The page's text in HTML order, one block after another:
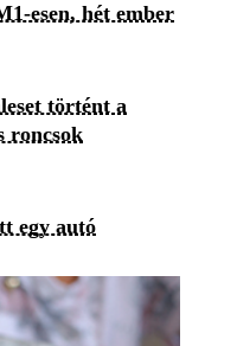
esen, hét ember
történt a
roncsok
egy autó